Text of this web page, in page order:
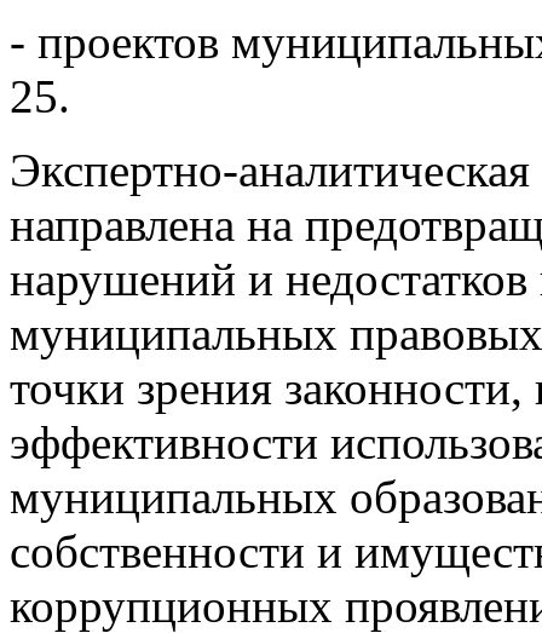
- проектов
25.
Экспертно-
направлена на
нарушений и недостатков
муниципальных
точки зрения
эффективности
муниципальных
собственности и
коррупционных